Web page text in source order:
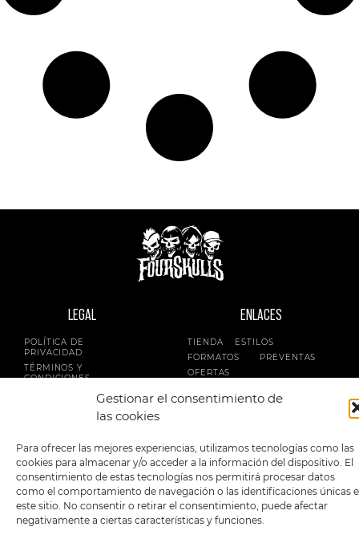
Gestionar el consentimiento de
las cookies
Para ofrecer las mejores experiencias, utilizamos tecnologías como las
cookies para almacenar y/o acceder a la información del dispositivo. El
consentimiento de estas tecnologías nos permitirá procesar datos
como el comportamiento de navegación o las identificaciones únicas
este sitio. No consentir o retirar el consentimiento, puede afectar
negativamente a ciertas características y funciones.
LEGAL
POLÍTICA DE
PRIVACIDAD
TÉRMINOS Y
CONDICIONES
POLÍTICA DE COOKIES
ENLACES
TIENDA
ESTILOS
FORMATOS
PREVENTAS
OFERTAS
FOUR SKULLS
SIGUENOS EN: METODOS DE PAGO: